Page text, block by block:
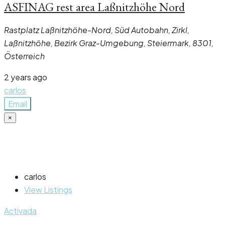
ASFINAG rest area Laßnitzhöhe Nord
Rastplatz Laßnitzhöhe-Nord, Süd Autobahn, Zirkl,
Laßnitzhöhe, Bezirk Graz-Umgebung, Steiermark, 8301,
Österreich
2 years ago
carlos
Email
×
carlos
View Listings
Activada